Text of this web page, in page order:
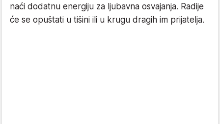
naći dodatnu energiju za ljubavna osvajanja. Radije
će se opuštati u tišini ili u krugu dragih im prijatelja.